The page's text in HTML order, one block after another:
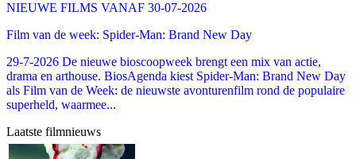
NIEUWE FILMS VANAF 30-07-2026
Film van de week: Spider-Man: Brand New Day
29-7-2026 De nieuwe bioscoopweek brengt een mix van actie,
drama en arthouse. BiosAgenda kiest Spider-Man: Brand New Day
als Film van de Week: de nieuwste avonturenfilm rond de populaire
superheld, waarmee...
Laatste filmnieuws